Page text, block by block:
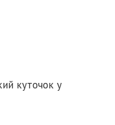
куточок у